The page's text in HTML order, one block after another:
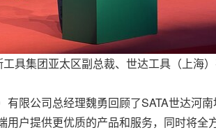
工具集团亚太区副总裁、世达工具（上海
限公司总经理魏勇回顾了SATA世达河
户提供更优质的产品和服务，同时将全